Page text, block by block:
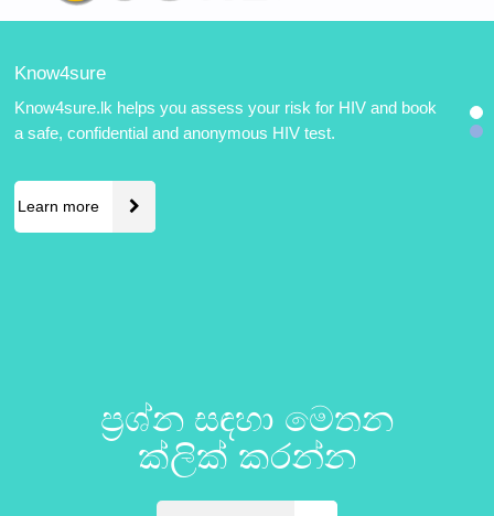
Know4sure
Know4sure.lk helps you assess your risk for HIV and book
a safe, confidential and anonymous HIV test.
Learn more
ප්‍රශ්න සඳහා මෙතන
ක්ලික් කරන්න